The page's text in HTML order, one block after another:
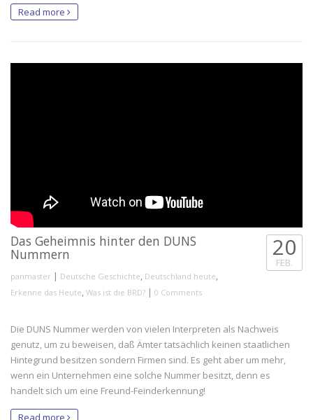
Read more
Das Geheimnis hinter den DUNS
Nummern
panmaster | Deutsche Geschichte, Deutschland heute,
Erkenne das Heute, Was ist die BRD? | 0 Comments
20
FEB.
Die DUNS Nummer werden von vielen Interpreten als Nachweis
genutz, um zu beweisen, daß Ämter tatsächlich keinen staatlichen
Hintegrund besitzen sondern Firmen sind. Es geht aber um mehr,
wenn ein Unternehmen eine solche Nummer besitzt, denn es
handelt sich um eine Freund-Feinderkennung!
Read more